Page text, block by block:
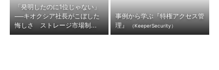
「発明したのに1位じゃない」
──キオクシア社長がこぼした
悔しさ ストレージ市場制...
事例から学ぶ『特権アクセス管
理』
（KeeperSecurity）